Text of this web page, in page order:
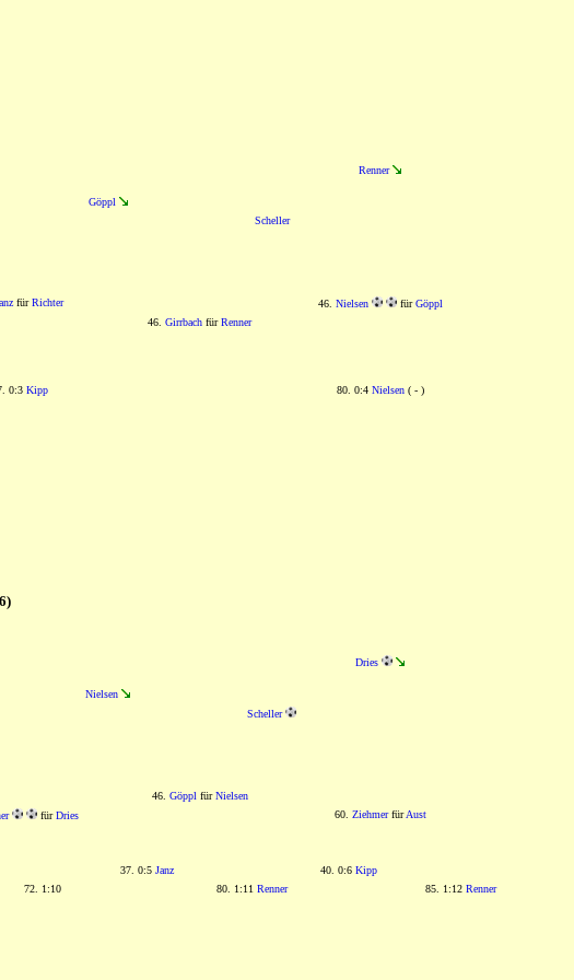
Renner
Göppl
Scheller
fürRichter 46. Nielsen fürGöppl
46. Girrbach fürRenner
0:3 Kipp 80. 0:4 Nielsen ( - )
Dries
Nielsen
Scheller
46. Göppl fürNielsen
fürDries 60. ZiehmerfürAust
37. 0:5 Janz 40. 0:6 Kipp
72. 1:10 80. 1:11 Renner 85. 1:12 Renner